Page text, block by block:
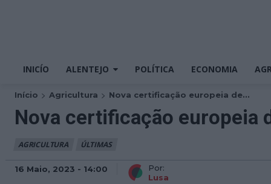
INICÍO ALENTEJO POLÍTICA ECONOMIA
Início Agricultura Nova certificação europeia de...
Nova certificação europeia
AGRICULTURA ÚLTIMAS
16 Maio, 2023 - 14:00
Por:
Lusa